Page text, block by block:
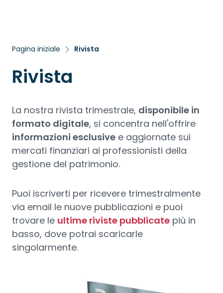
Pagina iniziale Rivista
Rivista
La nostra rivista trimestrale, disponibile in
formato digitale, si concentra nell'offrire
informazioni esclusive e aggiornate sui
mercati finanziari ai professionisti della
gestione del patrimonio.
Puoi iscriverti per ricevere trimestralmente
via email le nuove pubblicazioni e puoi
trovare le ultime riviste pubblicate più in
basso, dove potrai scaricarle
singolarmente.